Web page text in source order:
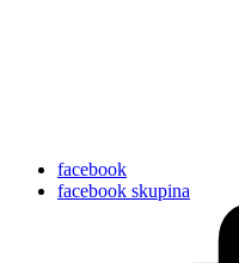
facebook
facebook skupina